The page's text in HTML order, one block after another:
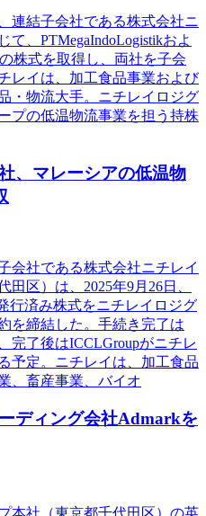
連結子会社である株式会社ニ
、PTMegaIndoLogistikおよ
の株式を取得し、両社を子会
レイは、加工食品事業および
・物流大手。ニチレイロジグ
プの低温物流事業を担う持株
、マレーシアの低温物
会社である株式会社ニチレイ
区）は、2025年9月26日、
行済み株式をニチレイロジグ
を締結した。手続き完了は
完了後はICCLGroupがニチレ
予定。ニチレイは、加工食品
、畜産事業、バイオ
ディング会社Admarkを
本社（東京都千代田区）の英